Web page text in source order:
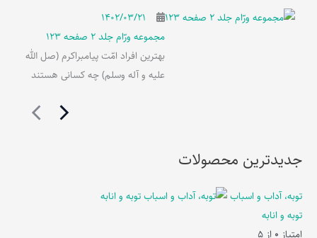
۱۴۰۲/۰۳/۲۱
مجموعه ورّام جلد 2 صفحه 123
بهترین افراد امّت پیامبراکرم (صل الله
علیه و آله وسلم) چه کسانی هستند
جدیدترین محصولات
توبه، آداب و اسباب
توبه و انابه
امتیاز 0 از 5